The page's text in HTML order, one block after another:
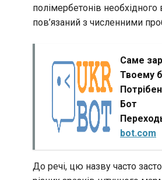
полімербетонів необхідного
пов’язаний з численними
Саме
Твоему
Бот
bot.com
До речі, цю назву часто